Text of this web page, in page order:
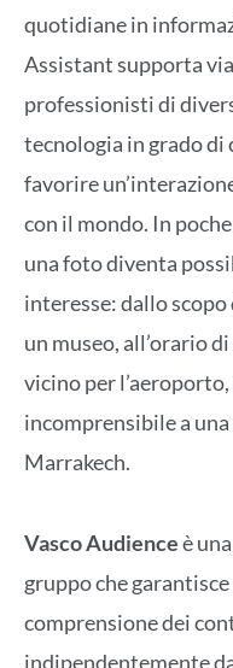
quotidiane in
Assistant supporta
professionisti di
tecnologia in grado di
favorire
con il mondo. In
una foto diventa
interesse: dallo
un museo, all’orario
vicino per
incomprensibile a
Marrakech.
Vasco Audienceè
gruppo che
comprensione dei
indipendentemente